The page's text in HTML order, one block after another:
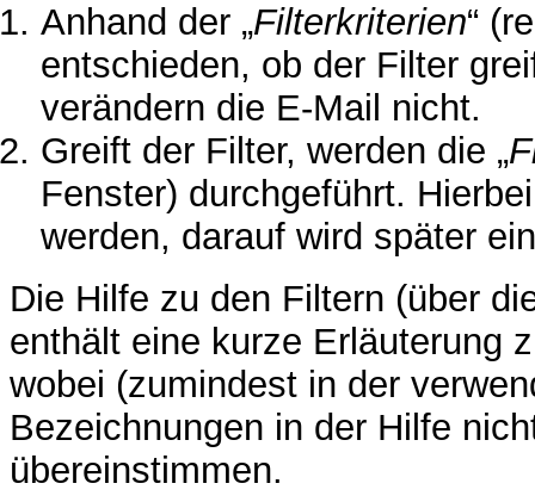
Anhand der „Filterkriterien“
entschieden, ob der Filter
verändern die E-Mail nicht.
Greift der Filter, werden die „
Fenster) durchgeführt.
werden, darauf wird später
Die Hilfe zu den Filtern (über
enthält eine kurze Erläuterung
wobei (zumindest in der
Bezeichnungen in der Hilfe
übereinstimmen.